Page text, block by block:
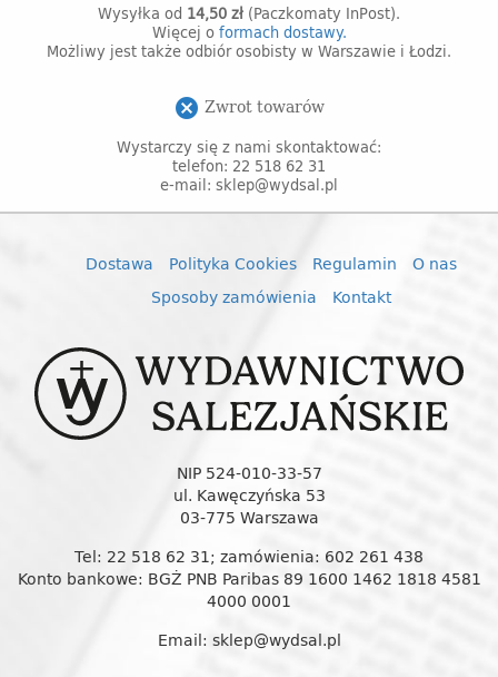
Wysyłka od 14,50 zł (Paczkomaty InPost).
Więcej o formach dostawy.
Możliwy jest także odbiór osobisty w Warszawie i Łodzi.
cancel Zwrot towarów
Wystarczy się z nami skontaktować:
telefon: 22 518 62 31
e-mail: sklep@wydsal.pl
Dostawa Polityka Cookies Regulamin
O nas
Sposoby zamówienia
Kontakt
NIP 524-010-33-57
ul. Kawęczyńska 53
03-775 Warszawa
Tel: 22 518 62 31; zamówienia: 602 261 438
Konto bankowe: BGŻ PNB Paribas 89 1600 1462 1818 4581
4000 0001
Email: sklep@wydsal.pl